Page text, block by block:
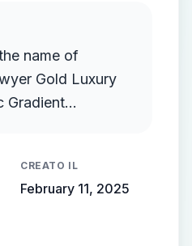
name of
Gold Luxury
Gradient
CREATO IL
February 11, 2025